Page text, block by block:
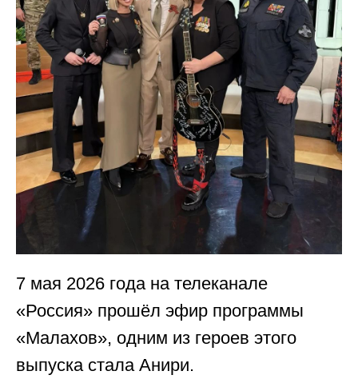
7 мая 2026 года на телеканале
«Россия» прошёл эфир программы
«Малахов», одним из героев этого
выпуска стала Анири.